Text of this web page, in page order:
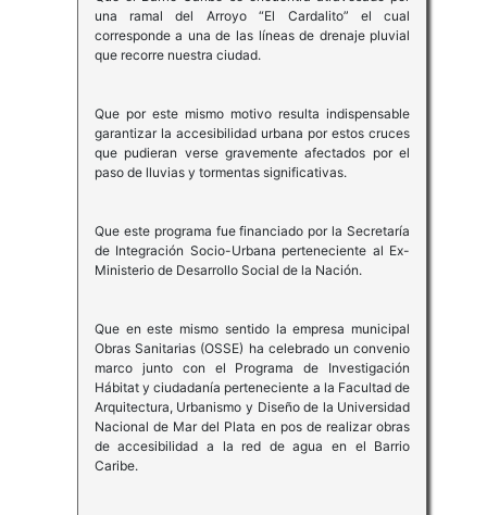
una ramal del Arroyo “El Cardalito” el cual
corresponde a una de las líneas de drenaje pluvial
que recorre nuestra ciudad.
Que por este mismo motivo resulta indispensable
garantizar la accesibilidad urbana por estos cruces
que pudieran verse gravemente afectados por el
paso de lluvias y tormentas significativas.
Que este programa fue financiado por la Secretaría
de Integración Socio-Urbana perteneciente al Ex-
Ministerio de Desarrollo Social de la Nación.
Que en este mismo sentido la empresa municipal
Obras Sanitarias (OSSE) ha celebrado un convenio
marco junto con el Programa de Investigación
Hábitat y ciudadanía perteneciente a la Facultad de
Arquitectura, Urbanismo y Diseño de la Universidad
Nacional de Mar del Plata en pos de realizar obras
de accesibilidad a la red de agua en el Barrio
Caribe.